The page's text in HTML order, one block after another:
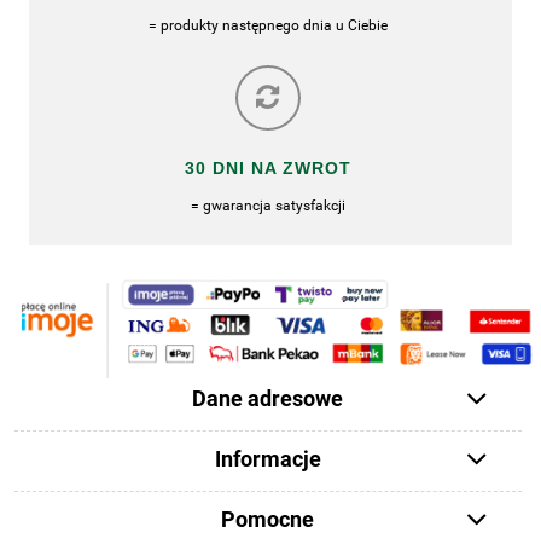
= produkty następnego dnia u Ciebie
30 DNI NA ZWROT
= gwarancja satysfakcji
Dane adresowe
Informacje
Pomocne